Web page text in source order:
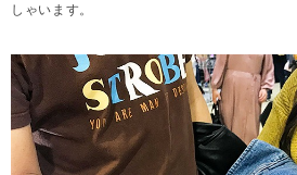
しゃいます。